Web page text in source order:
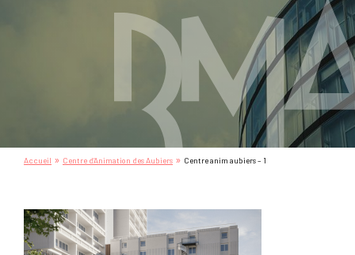
Accueil » Centre d’Animation des Aubiers » Centre anim aubiers – 1